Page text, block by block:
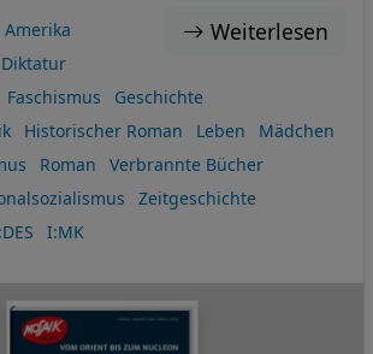
Weiterlesen
Amerika
Diktatur
Faschismus
Geschichte
Historischer Roman Leben
Mädchen
Roman
Verbrannte Bücher
Zeitgeschichte
I:MK